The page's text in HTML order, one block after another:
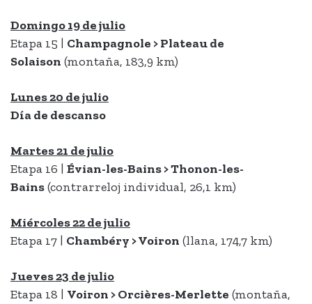
Domingo 19 de julio
Etapa 15 | Champagnole > Plateau de
Solaison (montaña, 183,9 km)
Lunes 20 de julio
Día de descanso
Martes 21 de julio
Etapa 16 | Évian-les-Bains > Thonon-les-
Bains(contrarreloj individual, 26,1 km)
Miércoles 22 de julio
Etapa 17 | Chambéry > Voiron (llana, 174,7 km)
Jueves 23 de julio
Etapa 18 | Voiron > Orcières-Merlette (montaña,